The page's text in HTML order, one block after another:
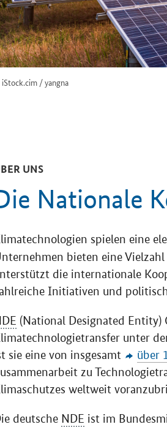
/ yangna
UNS
Nationale
spielen eine
bieten eine
die internationale
Initiativen und
(National Designated
unter
sie eine von insgesamt
über
zu
weltweit
deutsche NDE ist im